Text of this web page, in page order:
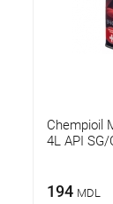
Chempioil
4L API SG/
194 MDL